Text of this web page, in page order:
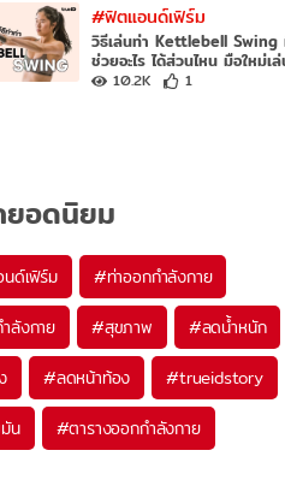
#ฟิตแอนด์เฟิร์ม
วิธีเล่นท่า Kettlebell Swing
ช่วยอะไร ได้ส่วนไหน มือใหม่เ
10.2K 1
อดนิยม
ด์เฟิร์ม #ท่าออกกำลังกาย
ลังกาย #สุขภาพ #ลดน้ำหนัก
#ลดหน้าท้อง #trueidstory
น #ตารางออกกำลังกาย